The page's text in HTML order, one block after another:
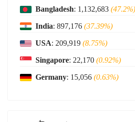
Bangladesh: 1,132,683(47.2%)
India: 897,176(37.39%)
USA: 209,919(8.75%)
Singapore: 22,170(0.92%)
Germany: 15,056(0.63%)